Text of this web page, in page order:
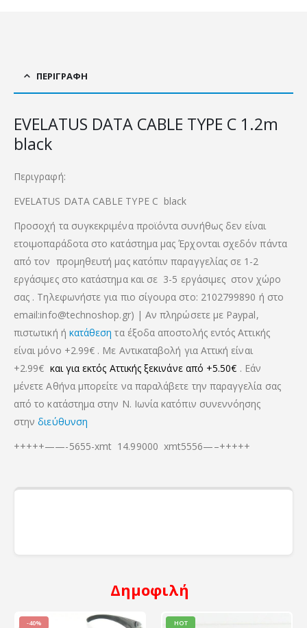
ΠΕΡΙΓΡΑΦΉ
EVELATUS DATA CABLE TYPE C 1.2m
black
Περιγραφή:
EVELATUS DATA CABLE TYPE C black
Προσοχή τα συγκεκριμένα προϊόντα συνήθως δεν είναι
ετοιμοπαράδοτα στο κατάστημα μας Έρχονται σχεδόν πάντα
από τον προμηθευτή μας κατόπιν παραγγελίας σε 1-2
εργάσιμες στο κατάστημα και σε 3-5 εργάσιμες στον χώρο
σας . Τηλεφωνήστε για πιο σίγουρα στο: 2102799890 ή στο
email:info@technoshop.gr) | Αν πληρώσετε με Paypal,
πιστωτική ή κατάθεση τα έξοδα αποστολής εντός Αττικής
είναι μόνο +2.99€ . Με Αντικαταβολή για Αττική είναι
+2.99€ και για εκτός Αττικής ξεκινάνε από +5.50€ . Εάν
μένετε Αθήνα μπορείτε να παραλάβετε την παραγγελία σας
από το κατάστημα στην Ν. Ιωνία κατόπιν συνεννόησης
στηνδιεύθυνση
+++++——-5655-xmt 14.99000 xmt5556—–+++++
Δημοφιλή
-40%
HOT